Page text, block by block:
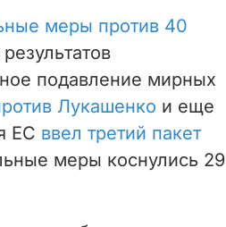
меры против 40
подавление мирных
Лукашенко и еще
ЕС ввел третий пакет
меры коснулись 29